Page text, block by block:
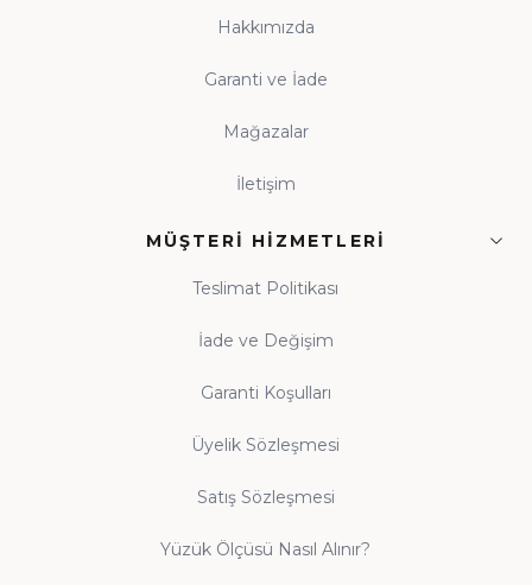
Hakkımızda
Garanti ve İade
Mağazalar
İletişim
MÜŞTERI HIZMETLERI
Teslimat Politikası
İade ve Değişim
Garanti Koşulları
Üyelik Sözleşmesi
Satış Sözleşmesi
Yüzük Ölçüsü Nasıl Alınır?